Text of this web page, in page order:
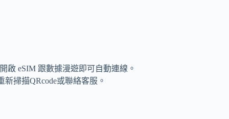
啟 eSIM 跟數據漫遊即可自動連線。
掃描QRcode或聯絡客服。